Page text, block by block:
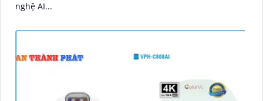
nghệ AI...